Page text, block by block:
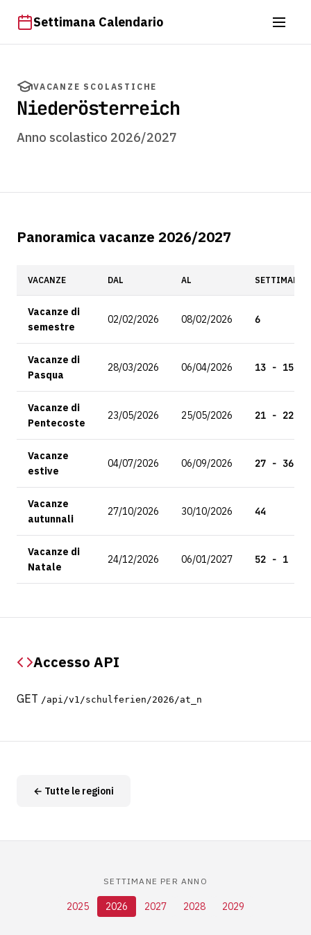
Settimana Calendario
VACANZE SCOLASTICHE
Niederösterreich
Anno scolastico 2026/2027
Panoramica vacanze 2026/2027
VACANZE DAL AL SETTIMANA
Vacanze di
semestre
02/02/2026 08/02/2026 6
Vacanze di
Pasqua
28/03/2026 06/04/2026 13 - 15
Vacanze di
Pentecoste
23/05/2026 25/05/2026 21 - 22
Vacanze
estive
04/07/2026 06/09/2026 27 - 36
Vacanze
autunnali
27/10/2026 30/10/2026 44
Vacanze di
Natale
24/12/2026 06/01/2027 52 - 1
Accesso API
GET /api/v1/schulferien/2026/at_n
← Tutte le regioni
SETTIMANE PER ANNO
2025 2026 2027 2028 2029